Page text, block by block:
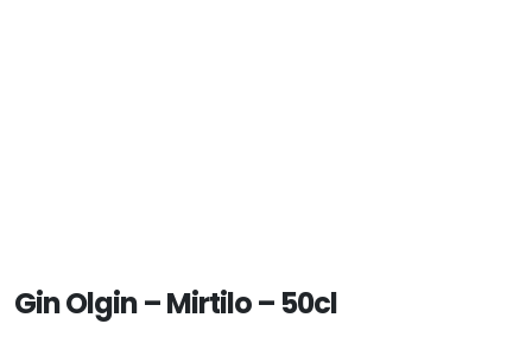
Gin Olgin – Mirtilo – 50cl